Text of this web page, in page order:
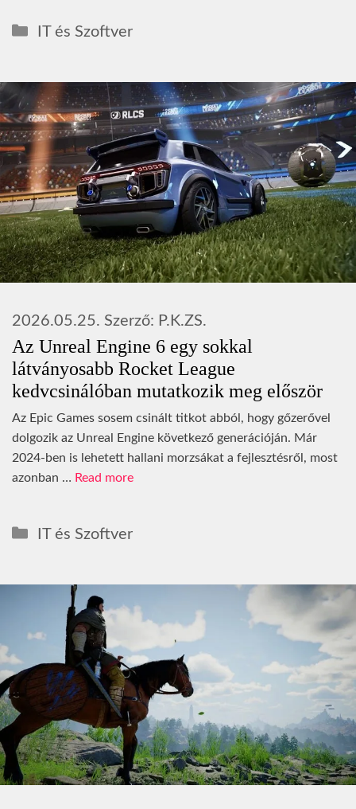
Kategória
IT és Szoftver
Az Unreal Engine 6 egy sokkal
látványosabb Rocket League
kedvcsinálóban mutatkozik meg először
2026.05.25. Szerző: P.K.ZS.
Az Epic Games sosem csinált titkot abból, hogy gőzerővel
dolgozik az Unreal Engine következő generációján. Már
2024-ben is lehetett hallani morzsákat a fejlesztésről, most
azonban … Read more
Kategória
IT és Szoftver